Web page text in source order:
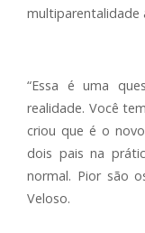
multiparentalidade
“Essa é uma
realidade. Você
criou que é o
dois pais na
normal. Pior são
Veloso.